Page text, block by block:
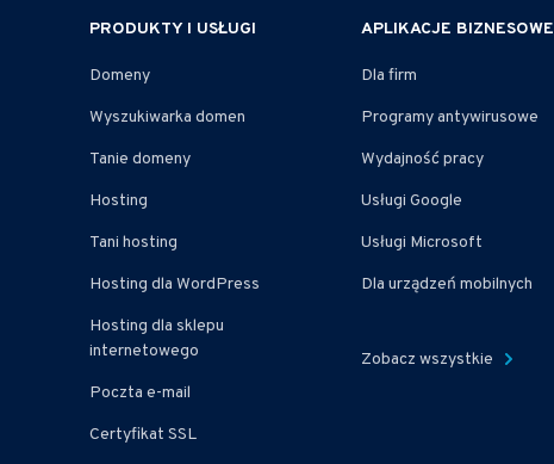
PRODUKTY I USŁUGI
Domeny
Wyszukiwarka domen
Tanie domeny
Hosting
Tani hosting
Hosting dla WordPress
Hosting dla sklepu
internetowego
Poczta e-mail
Certyfikat SSL
APLIKACJE BIZNESOWE
Dla firm
Programy antywirusowe
Wydajność pracy
Usługi Google
Usługi Microsoft
Dla urządzeń mobilnych
Zobacz wszystkie